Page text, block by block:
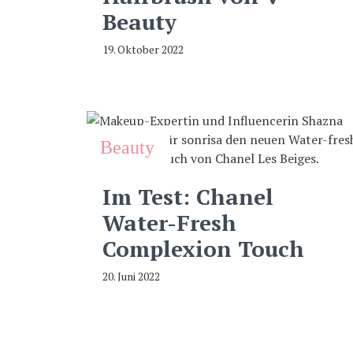
Beauty
19. Oktober 2022
Beauty
Im Test: Chanel
Water-Fresh
Complexion Touch
20. Juni 2022